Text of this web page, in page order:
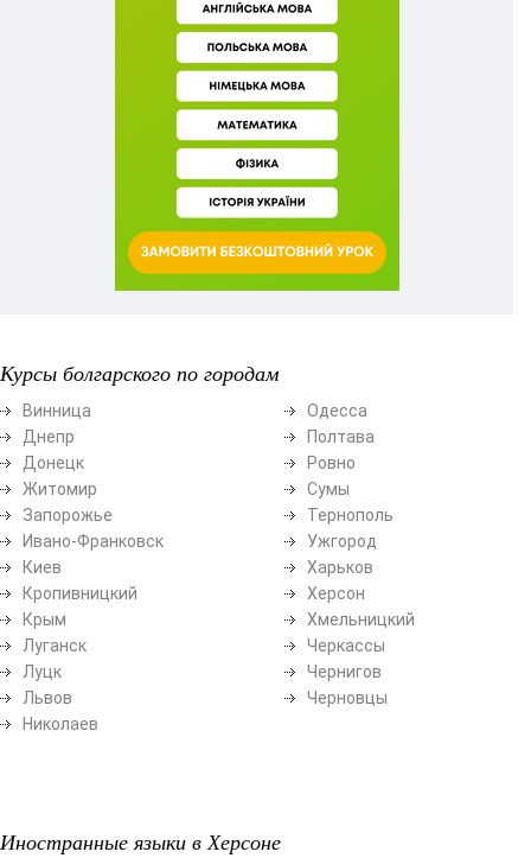
Курсы болгарского по городам
Винница
Днепр
Донецк
Житомир
Запорожье
Ивано-Франковск
Киев
Кропивницкий
Крым
Луганск
Луцк
Львов
Николаев
Одесса
Полтава
Ровно
Сумы
Тернополь
Ужгород
Харьков
Херсон
Хмельницкий
Черкассы
Чернигов
Черновцы
Иностранные языки в Херсоне